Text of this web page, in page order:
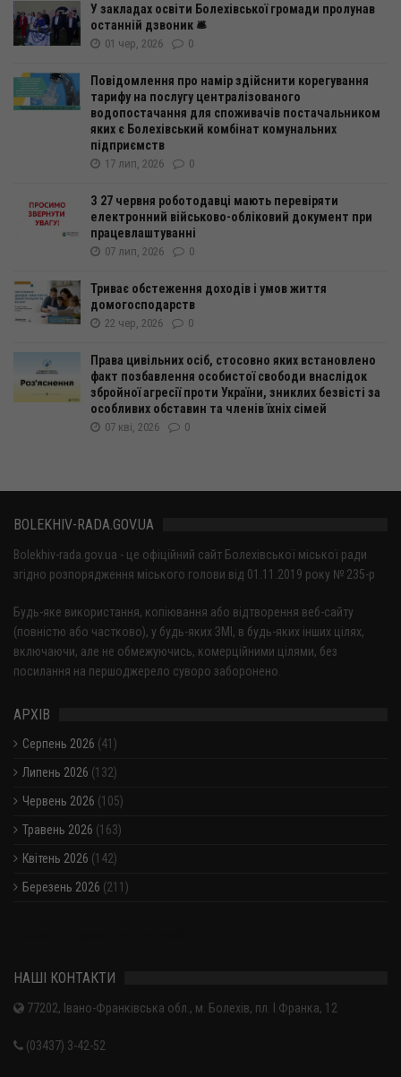
У закладах освіти Болехівської громади пролунав
останній дзвоник 🛎️
01 чер, 2026 0
Повідомлення про намір здійснити корегування
тарифу на послугу централізованого
водопостачання для споживачів постачальником
яких є Болехівський комбінат комунальних
підприємств
17 лип, 2026 0
З 27 червня роботодавці мають перевіряти
електронний військово-обліковий документ при
працевлаштуванні
07 лип, 2026 0
Триває обстеження доходів і умов життя
домогосподарств
22 чер, 2026 0
Права цивільних осіб, стосовно яких встановлено
факт позбавлення особистої свободи внаслідок
збройної агресії проти України, зниклих безвісті за
особливих обставин та членів їхніх сімей
07 кві, 2026 0
BOLEKHIV-RADA.GOV.UA
Bolekhiv-rada.gov.ua - це офіційний сайт Болехівської міської ради
згідно розпорядження міського голови від 01.11.2019 року № 235-р
Будь-яке використання, копіювання або відтворення веб-сайту
(повністю або частково), у будь-яких ЗМІ, в будь-яких інших цілях,
включаючи, але не обмежуючись, комерційними цілями, без
посилання на першоджерело суворо заборонено.
АРХІВ
Серпень 2026 (41)
Липень 2026 (132)
Червень 2026 (105)
Травень 2026 (163)
Квітень 2026 (142)
Березень 2026 (211)
НАШІ КОНТАКТИ
77202, Івано-Франківська обл., м. Болехів, пл. І.Франка, 12
(03437) 3-42-52